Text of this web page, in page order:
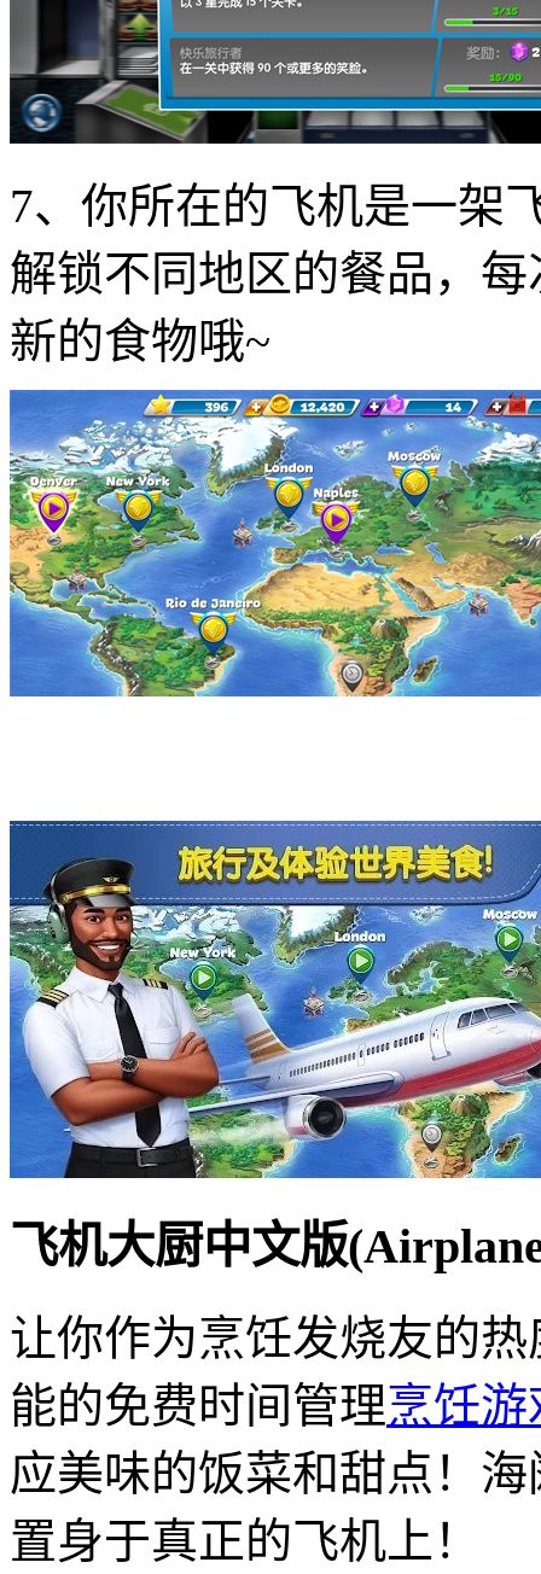
7、你所在的飞机是一架
解锁不同地区的餐品，
新的食物哦~
飞机大厨中文版
让你作为烹饪发烧友的
能的免费时间管理烹饪游
应美味的饭菜和甜点！
置身于真正的飞机上！